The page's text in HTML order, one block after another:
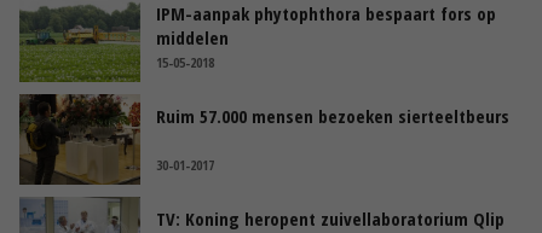
IPM-aanpak phytophthora bespaart fors op
middelen
15-05-2018
Ruim 57.000 mensen bezoeken sierteeltbeurs
30-01-2017
TV: Koning heropent zuivellaboratorium Qlip